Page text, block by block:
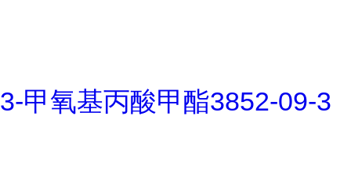
3-甲氧基丙酸甲酯3852-09-3